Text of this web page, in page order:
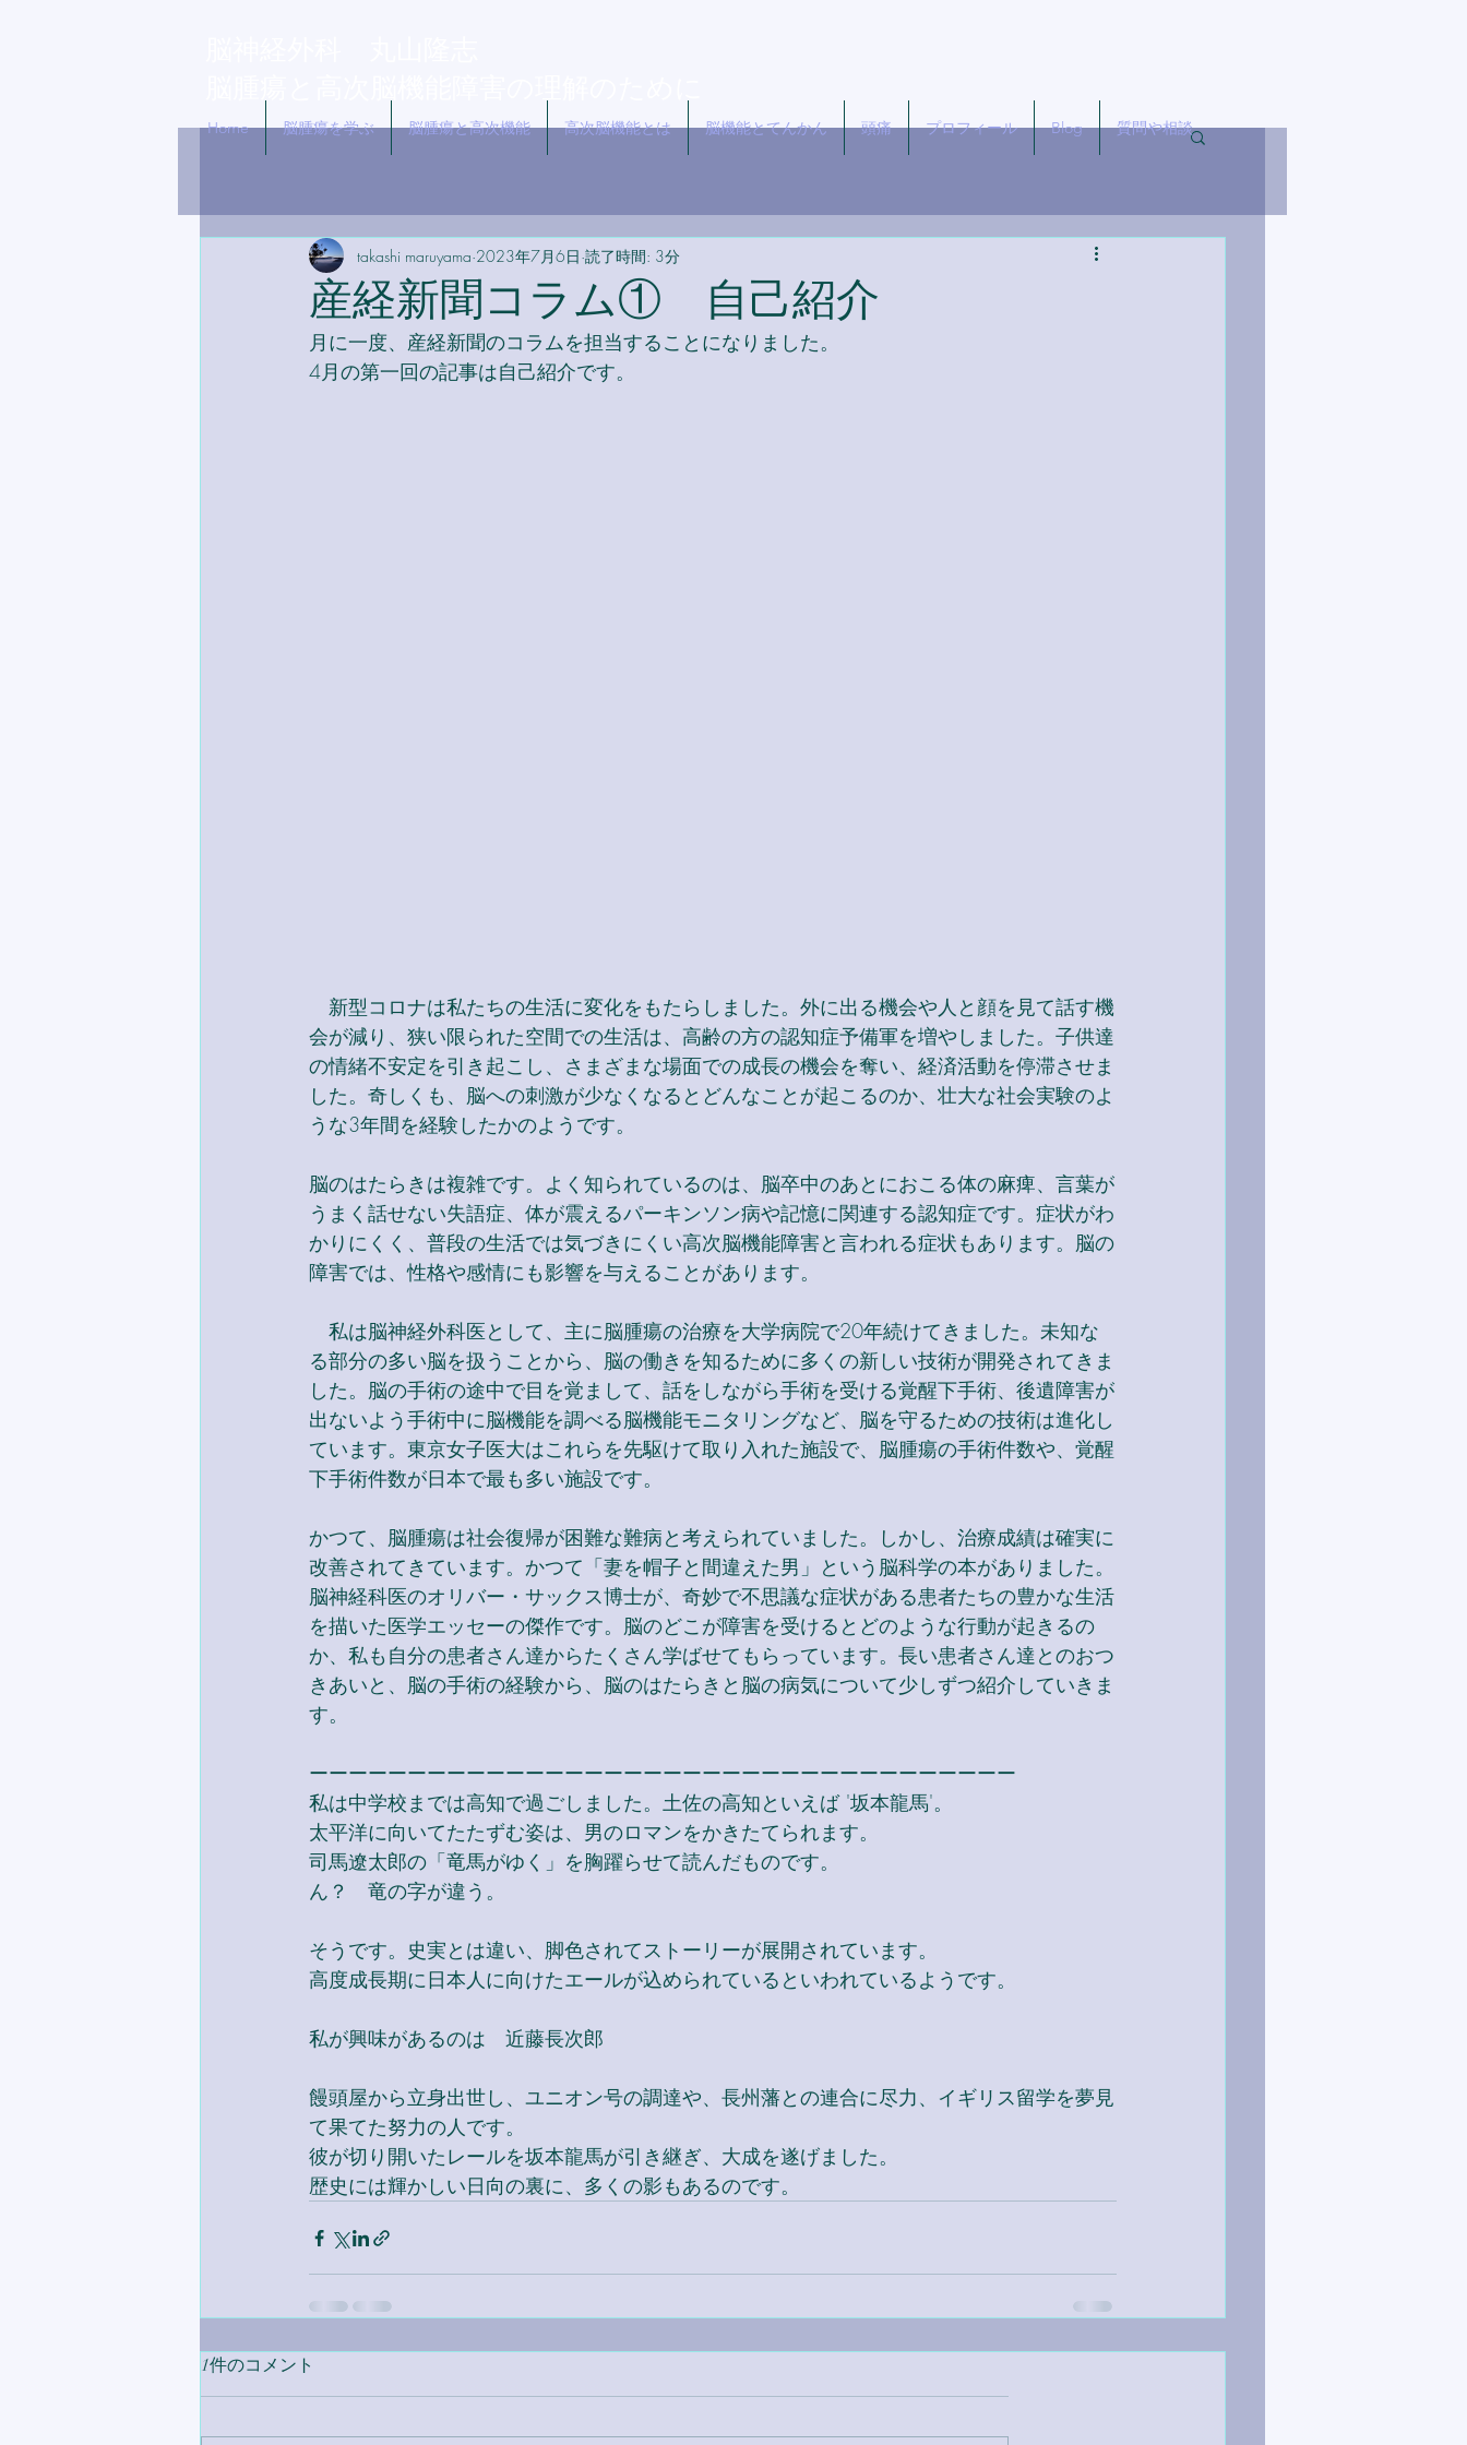
Home 脳腫瘍を学ぶ 脳腫瘍と高次機能 高次脳機能とは 脳機能とてんかん 頭痛 プロフィール Blog 質問や相談
産経新聞コラム① 自己紹介
takashi maruyama 2023年7月6日 読了時間: 3分
月に一度、産経新聞のコラムを担当することになりました。
4月の第一回の記事は自己紹介です。
新型コロナは私たちの生活に変化をもたらしました。外に出る機会や人と顔を見て話す機
会が減り、狭い限られた空間での生活は、高齢の方の認知症予備軍を増やしました。子供達
の情緒不安定を引き起こし、さまざまな場面での成長の機会を奪い、経済活動を停滞させま
した。奇しくも、脳への刺激が少なくなるとどんなことが起こるのか、壮大な社会実験のよ
うな3年間を経験したかのようです。
脳のはたらきは複雑です。よく知られているのは、脳卒中のあとにおこる体の麻痺、言葉が
うまく話せない失語症、体が震えるパーキンソン病や記憶に関連する認知症です。症状がわ
かりにくく、普段の生活では気づきにくい高次脳機能障害と言われる症状もあります。脳の
障害では、性格や感情にも影響を与えることがあります。
私は脳神経外科医として、主に脳腫瘍の治療を大学病院で20年続けてきました。未知な
る部分の多い脳を扱うことから、脳の働きを知るために多くの新しい技術が開発されてきま
した。脳の手術の途中で目を覚まして、話をしながら手術を受ける覚醒下手術、後遺障害が
出ないよう手術中に脳機能を調べる脳機能モニタリングなど、脳を守るための技術は進化し
ています。東京女子医大はこれらを先駆けて取り入れた施設で、脳腫瘍の手術件数や、覚醒
下手術件数が日本で最も多い施設です。
かつて、脳腫瘍は社会復帰が困難な難病と考えられていました。しかし、治療成績は確実に
改善されてきています。かつて「妻を帽子と間違えた男」という脳科学の本がありました。
脳神経科医のオリバー・サックス博士が、奇妙で不思議な症状がある患者たちの豊かな生活
を描いた医学エッセーの傑作です。脳のどこが障害を受けるとどのような行動が起きるの
か、私も自分の患者さん達からたくさん学ばせてもらっています。長い患者さん達とのおつ
きあいと、脳の手術の経験から、脳のはたらきと脳の病気について少しずつ紹介していきま
す。
ーーーーーーーーーーーーーーーーーーーーーーーーーーーーーーーーーーーー
私は中学校までは高知で過ごしました。土佐の高知といえば '坂本龍馬'。
太平洋に向いてたたずむ姿は、男のロマンをかきたてられます。
司馬遼太郎の「竜馬がゆく」を胸躍らせて読んだものです。
ん？　竜の字が違う。
そうです。史実とは違い、脚色されてストーリーが展開されています。
高度成長期に日本人に向けたエールが込められているといわれているようです。
私が興味があるのは　近藤長次郎
饅頭屋から立身出世し、ユニオン号の調達や、長州藩との連合に尽力、イギリス留学を夢見
て果てた努力の人です。
彼が切り開いたレールを坂本龍馬が引き継ぎ、大成を遂げました。
歴史には輝かしい日向の裏に、多くの影もあるのです。
1件のコメント